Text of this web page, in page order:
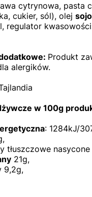
cytrynowa, pasta
cukier, sól), olej
regulator
Produkt
alergików.
w 100g
: 1284kJ/
tłuszczowe
21g,
9,2g,